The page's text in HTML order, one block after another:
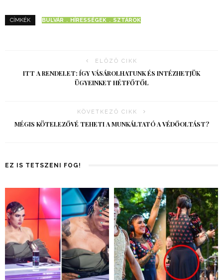
CÍMKÉK BULVÁR HÍRESSÉGEK SZTÁROK
ELŐZŐ CIKK
ITT A RENDELET: ÍGY VÁSÁROLHATUNK ÉS INTÉZHETJÜK
ÜGYEINKET HÉTFŐTŐL
KÖVETKEZŐ CIKK
MÉGIS KÖTELEZŐVÉ TEHETI A MUNKÁLTATÓ A VÉDŐOLTÁST?
EZ IS TETSZENI FOG!